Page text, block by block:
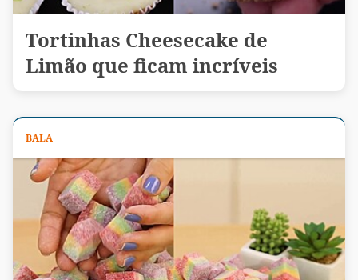
Tortinhas Cheesecake de
Limão que ficam incríveis
BALA